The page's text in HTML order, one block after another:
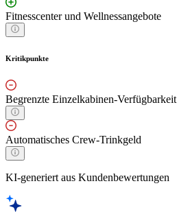
Fitnesscenter und Wellnessangebote
Kritikpunkte
Begrenzte Einzelkabinen-Verfügbarkeit
Automatisches Crew-Trinkgeld
KI-generiert aus Kundenbewertungen